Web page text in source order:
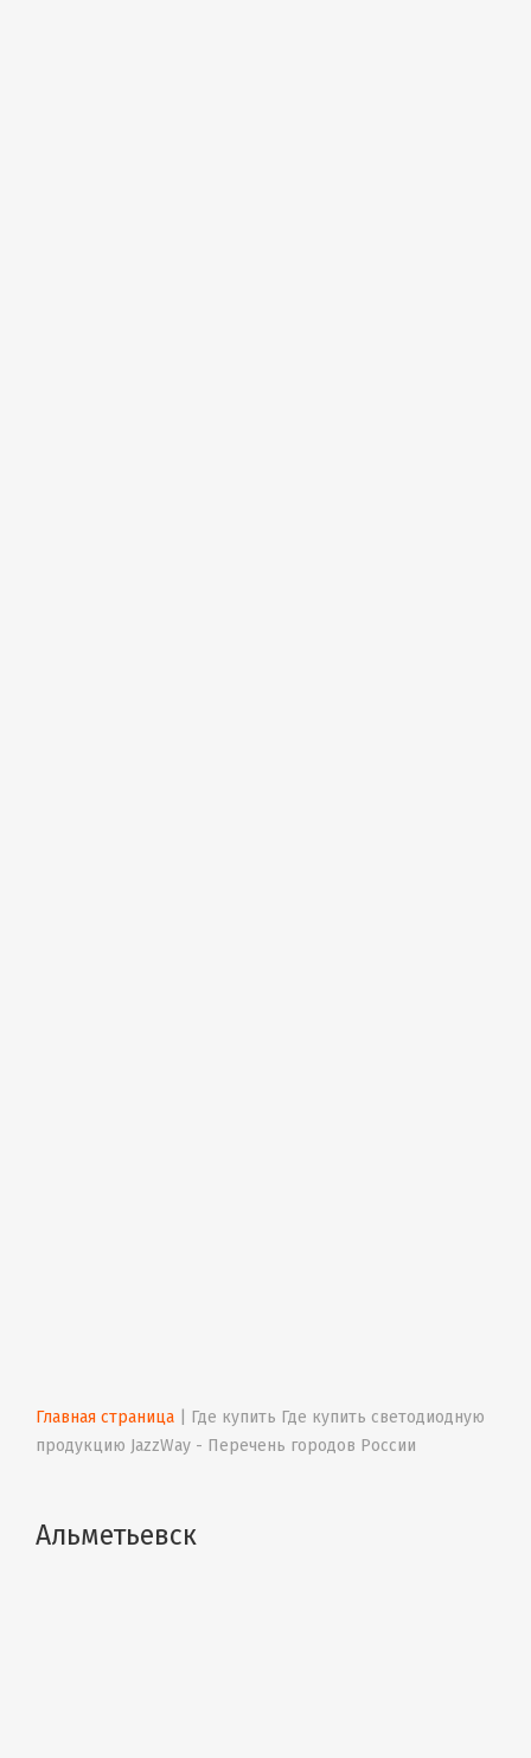
Главная страница
Где купить Где купить светодиодную
продукцию JazzWay - Перечень городов России
Альметьевск